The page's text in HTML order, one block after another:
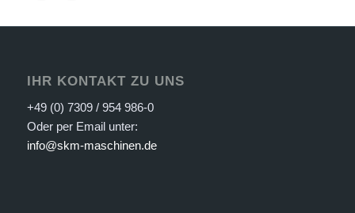
IHR KONTAKT ZU UNS
+49 (0) 7309 / 954 986-0
Oder per Email unter:
info@skm-maschinen.de